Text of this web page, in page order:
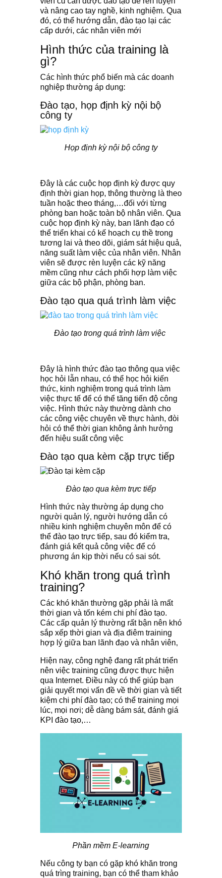
và nâng cao tay nghề, kinh nghiệm. Qua
đó, có thể hướng dẫn, đào tạo lại các
cấp dưới, các nhân viên mới
Hình thức của training là
gì?
Các hình thức phổ biến mà các doanh
nghiệp thường áp dụng:
Đào tạo, họp định kỳ nội bộ
công ty
Họp định kỳ nội bộ công ty
Đây là các cuộc họp định kỳ được quy
định thời gian họp, thông thường là theo
tuần hoặc theo tháng,…đối với từng
phòng ban hoặc toàn bộ nhân viên. Qua
cuộc họp định kỳ này, ban lãnh đạo có
thể triển khai có kế hoạch cụ thề trong
tương lai và theo dõi, giám sát hiệu quả,
năng suất làm việc của nhân viên. Nhân
viên sẽ được rèn luyện các kỹ năng
mềm cũng như cách phối hợp làm việc
giữa các bộ phận, phòng ban.
Đào tạo qua quá trình làm việc
Đào tạo trong quá trình làm việc
Đây là hình thức đào tạo thông qua việc
học hỏi lẫn nhau, có thể học hỏi kiến
thức, kinh nghiệm trong quá trình làm
việc thực tế để có thể tăng tiến độ công
việc. Hình thức này thường dành cho
các công việc chuyên về thực hành, đòi
hỏi có thể thời gian không ảnh hưởng
đến hiệu suất công việc
Đào tạo qua kèm cặp trực tiếp
Đào tạo qua kèm trực tiếp
Hình thức này thường áp dụng cho
người quản lý, người hướng dẫn có
nhiều kinh nghiệm chuyên môn để có
thể đào tạo trực tiếp, sau đó kiểm tra,
đánh giá kết quả công việc để có
phương án kịp thời nếu có sai sót.
Khó khăn trong quá trình
training?
Các khó khăn thường gặp phải là mất
thời gian và tốn kém chi phí đào tạo.
Các cấp quản lý thường rất bận nên khó
sắp xếp thời gian và địa điêm training
hợp lý giữa ban lãnh đạo và nhân viên,
Hiện nay, công nghệ đang rất phát triển
nên việc training cũng được thực hiện
qua Internet. Điều này có thể giúp bạn
giải quyết mọi vấn đề về thời gian và tiết
kiệm chi phí đào tạo; có thể training mọi
lúc, mọi nơi; dễ dàng bám sát, đánh giá
KPI đào tạo,…
Phần mềm E-learning
Nếu công ty bạn có gặp khó khăn trong
quá trìng training, bạn có thể tham khảo